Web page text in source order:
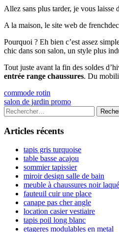
Allez sans plus tarder, je vous laisse
A la maison, le site web de
Pourquoi ? Eh bien c’est assez
chic dans son salon, un style plus
Tout juste avant la fin des soldes
entrée range chaussures. Du
Navigation
de
l’article
Previous
article:
commode rotin
Next
article:
salon de jardin promo
Colonne
latérale
principale
Rechercher :
Articles récents
tapis gris turquoise
table basse acajou
sommier tapissier
miroir design salle de bain
meuble à chaussures noir laqué
fauteuil cuir une place
canape pas cher angle
location casier vestiaire
tapis poil long blanc
etageres modulables en metal